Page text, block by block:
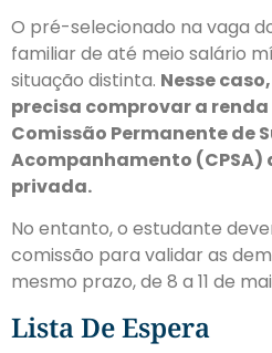
O pré-selecionado na vaga
familiar de até meio salário
situação distinta. Nesse
precisa comprovar a
Comissão Permanente de
Acompanhamento
privada.
No entanto, o estudante
comissão para validar as
mesmo prazo, de 8 a 11 de
Lista De Espera